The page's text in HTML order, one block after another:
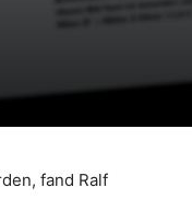
fand Ralf